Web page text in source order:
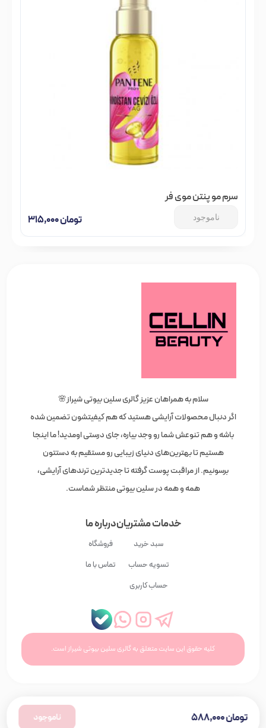
سرم مو پنتن موی فر
تومان
ناموجود
سلام به همراهان عزیز گالری سلین بیوتی شیراز🌸
اگر دنبال محصولات آرایشی هستید که هم کیفیتشون تضمین شده
باشه و هم تنوعش شما رو وجد بیاره، جای درستی اومدید! ما اینجا
هستیم تا بهترین‌های دنیای زیبایی رو مستقیم به دستتون
برسونیم. از مراقبت پوست گرفته تا جدیدترین ترندهای آرایشی،
همه و همه در سلین بیوتی منتظر شماست.
خدمات مشتریان
سبد خرید
تسویه حساب
حساب کاربری
درباره ما
فروشگاه
تماس با ما
کلیه حقوق این سایت متعلق به گالری سلین بیوتی شیراز است.
تومان۵۸۸,۰۰۰ ناموجود